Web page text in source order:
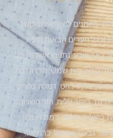
מוזמנים ליצור איתנו קשר
ובכל הערים הבאות:חיפה,
באר שבע, נתניה, אשדוד, בני
כפר סבא, בית שמש, חדרה, בת
עלית, רהט, רמלה, נהריה,
גת, ביתר עלית, הוד השרון,
ביאליק, אלעד, רמת השרון,
גבעת שמואל, כרמיאל,